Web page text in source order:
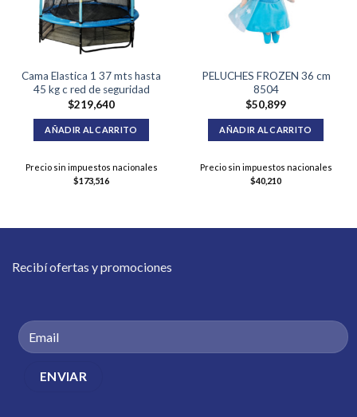
Cama Elastica 1 37 mts hasta
45 kg c red de seguridad
$219,640
AÑADIR AL CARRITO
Precio sin impuestos nacionales
$173,516
PELUCHES FROZEN 36 cm
8504
$50,899
AÑADIR AL CARRITO
Precio sin impuestos nacionales
$40,210
Recibí ofertas y promociones